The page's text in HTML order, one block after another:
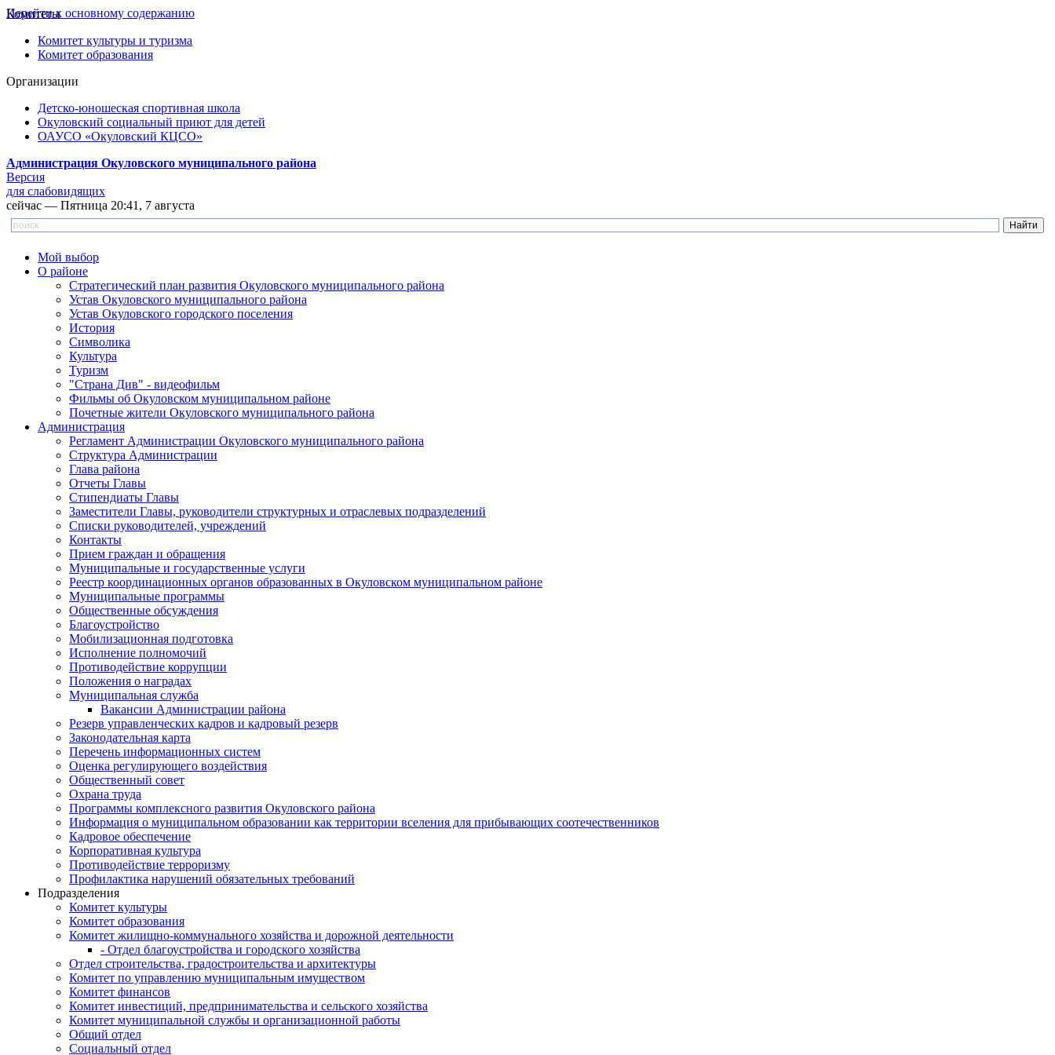
Перейти к основному содержанию
Комитеты
Комитет культуры и туризма
Комитет образования
Организации
Детско-юношеская спортивная школа
Окуловский социальный приют для детей
ОАУСО «Окуловский КЦСО»
Администрация Окуловского муниципального района
Версия
для слабовидящих
сейчас — Пятница 20:41, 7 августа
Мой выбор
О районе
Стратегический план развития Окуловского муниципального района
Устав Окуловского муниципального района
Устав Окуловского городского поселения
История
Символика
Культура
Туризм
"Страна Див" - видеофильм
Фильмы об Окуловском муниципальном районе
Почетные жители Окуловского муниципального района
Администрация
Регламент Администрации Окуловского муниципального района
Структура Администрации
Глава района
Отчеты Главы
Стипендиаты Главы
Заместители Главы, руководители структурных и отраслевых подразделений
Списки руководителей, учреждений
Контакты
Прием граждан и обращения
Муниципальные и государственные услуги
Реестр координационных органов образованных в Окуловском муниципальном районе
Муниципальные программы
Общественные обсуждения
Благоустройство
Мобилизационная подготовка
Исполнение полномочий
Противодействие коррупции
Положения о наградах
Муниципальная служба
Вакансии Администрации района
Резерв управленческих кадров и кадровый резерв
Законодательная карта
Перечень информационных систем
Оценка регулирующего воздействия
Общественный совет
Охрана труда
Программы комплексного развития Окуловского района
Информация о муниципальном образовании как территории вселения для прибывающих соотечественников
Кадровое обеспечение
Корпоративная культура
Противодействие терроризму
Профилактика нарушений обязательных требований
Подразделения
Комитет культуры
Комитет образования
Комитет жилищно-коммунального хозяйства и дорожной деятельности
- Отдел благоустройства и городского хозяйства
Отдел строительства, градостроительства и архитектуры
Комитет по управлению муниципальным имуществом
Комитет финансов
Комитет инвестиций, предпринимательства и сельского хозяйства
Комитет муниципальной службы и организационной работы
Общий отдел
Социальный отдел